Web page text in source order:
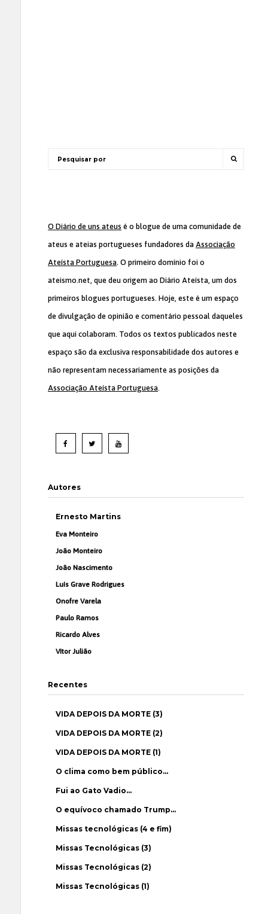
O Diário de uns ateus é o blogue de uma comunidade de
ateus e ateias portugueses fundadores da Associação
Ateísta Portuguesa. O primeiro domínio foi o
ateismo.net, que deu origem ao Diário Ateísta, um dos
primeiros blogues portugueses. Hoje, este é um espaço
de divulgação de opinião e comentário pessoal daqueles
que aqui colaboram. Todos os textos publicados neste
espaço são da exclusiva responsabilidade dos autores e
não representam necessariamente as posições da
Associação Ateísta Portuguesa.
Autores
Ernesto Martins
Eva Monteiro
João Monteiro
João Nascimento
Luís Grave Rodrigues
Onofre Varela
Paulo Ramos
Ricardo Alves
Vítor Julião
Recentes
VIDA DEPOIS DA MORTE (3)
VIDA DEPOIS DA MORTE (2)
VIDA DEPOIS DA MORTE (1)
O clima como bem público…
Fui ao Gato Vadio…
O equívoco chamado Trump…
Missas tecnológicas (4 e fim)
Missas Tecnológicas (3)
Missas Tecnológicas (2)
Missas Tecnológicas (1)